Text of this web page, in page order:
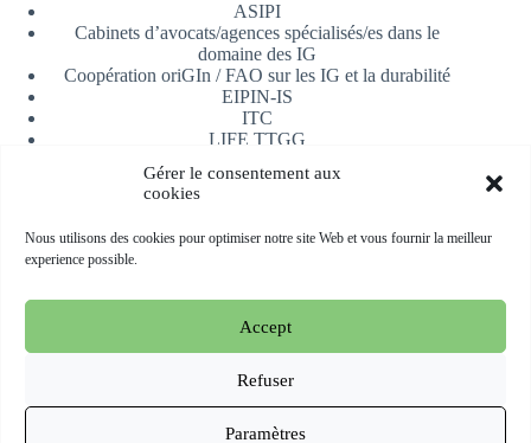
Gérer le consentement aux
cookies
Nous utilisons des cookies pour optimiser notre site Web et vous fournir la meilleur
experience possible.
Accept
Refuser
Paramètres
ASIPI
Cabinets d’avocats/agences spécialisés/es dans le
domaine des IG
Coopération oriGIn / FAO sur les IG et la durabilité
EIPIN-IS
ITC
LIFE TTGG
AfrIPI
Recevoir notre newsletter
S'inscrire
Copyright © 2026 oriGIn | Organization for an International
Geographical Indications Network -Site web hébergé et géré